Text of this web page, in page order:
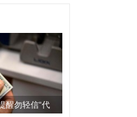
醒勿轻信“代